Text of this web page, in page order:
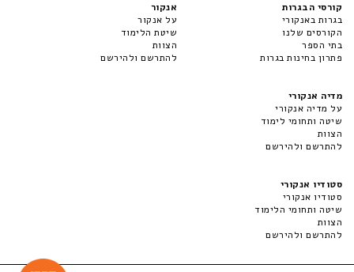
קורסי הבגרות
בגרות באנקורי
הקורסים שלנו
בתי הספר
פתרון בחינות בגרות
אנקור
על אנקור
שיטת הלימוד
הצוות
להתרשם ולהירשם
מדיה אנקורי
על מדיה אנקורי
שיטה ותחומי לימוד
הצוות
להתרשם ולהירשם
סטודיו אנקורי
סטודיו אנקורי
שיטה ותחומי הלימוד
הצוות
להתרשם ולהירשם